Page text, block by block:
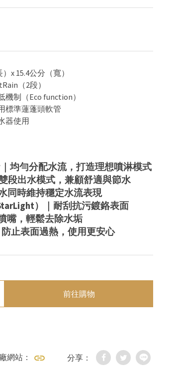
x 15.4公分（寬）
（2段）
機制（Eco function）
標準蓮蓬頭軟管
器使用
｜均勻分配水流，打造理想噴淋模式
段出水模式，兼顧舒適與節水
同時維持穩定水流表現
）｜耐刮抗污鍍鉻表面
嘴，輕鬆去除水垢
止表面過熱，使用更安心
前往購物
網站： 分享：